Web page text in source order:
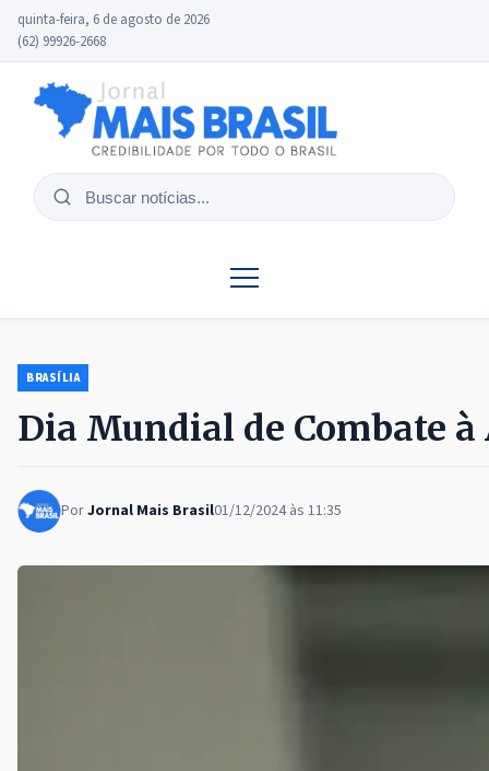
quinta-feira, 6 de agosto de 2026
(62) 99926-2668
Buscar
BRASÍLIA
Dia Mundial de Combate
PorJornal Mais Brasil01/12/2024 às 11:35